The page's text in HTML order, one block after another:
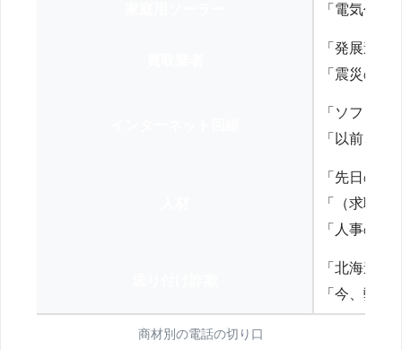
「電気代を
「発展途
「震災の
「ソフト
「以前、
「先日の
「（求職
「人事の方
「北海道
「今、弊
商材別の電話の切り口